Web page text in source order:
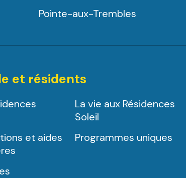
Pointe-aux-Trembles
et résidents
La vie aux Résidences
Soleil
et aides
Programmes uniques